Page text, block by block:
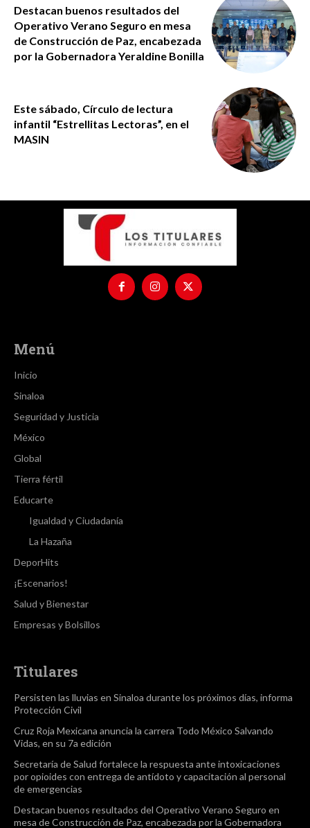
Destacan buenos resultados del
Operativo Verano Seguro en mesa
de Construcción de Paz, encabezada
por la Gobernadora Yeraldine Bonilla
Este sábado, Círculo de lectura
infantil “Estrellitas Lectoras”, en el
MASIN
Menú
Inicio
Sinaloa
Seguridad y Justicia
México
Global
Tierra fértil
Educarte
Igualdad y Ciudadanía
La Hazaña
DeporHits
¡Escenarios!
Salud y Bienestar
Empresas y Bolsillos
Titulares
Persisten las lluvias en Sinaloa durante los próximos días, informa
Protección Civil
Cruz Roja Mexicana anuncia la carrera Todo México Salvando
Vidas, en su 7a edición
Secretaría de Salud fortalece la respuesta ante intoxicaciones
por opioides con entrega de antídoto y capacitación al personal
de emergencias
Destacan buenos resultados del Operativo Verano Seguro en
mesa de Construcción de Paz, encabezada por la Gobernadora